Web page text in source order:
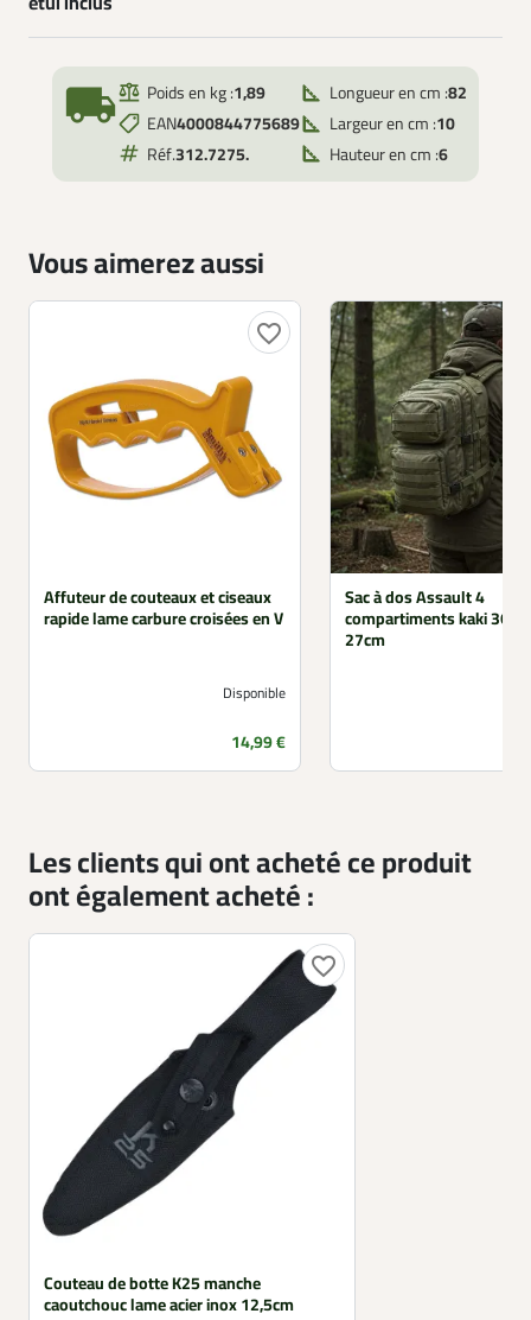
local_shipping Poids en kg :1,89
EAN4000844775689
Réf.312.7275.
Longueur en cm :82
Largeur en cm :10
Hauteur en cm :6
Vous aimerez aussi
favorite_border
Affuteur de couteaux et ciseaux
rapide lame carbure croisées en V
Disponible
Prix
14,99 €
Sac à dos Assault 4
compartiments kaki 36L
27cm
Les clients qui ont acheté ce produit
ont également acheté :
favorite_border
Couteau de botte K25 manche
caoutchouc lame acier inox 12,5cm